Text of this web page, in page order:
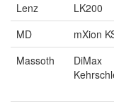
Lenz
LK200
MD
mXion
Massoth
DiMax